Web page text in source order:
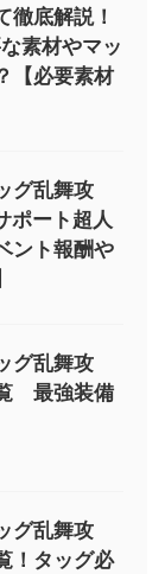
底解説！
素材やマッ
【必要素材
グ乱舞攻
ポート超人
ント報酬や
グ乱舞攻
最強装備
グ乱舞攻
！タッグ必